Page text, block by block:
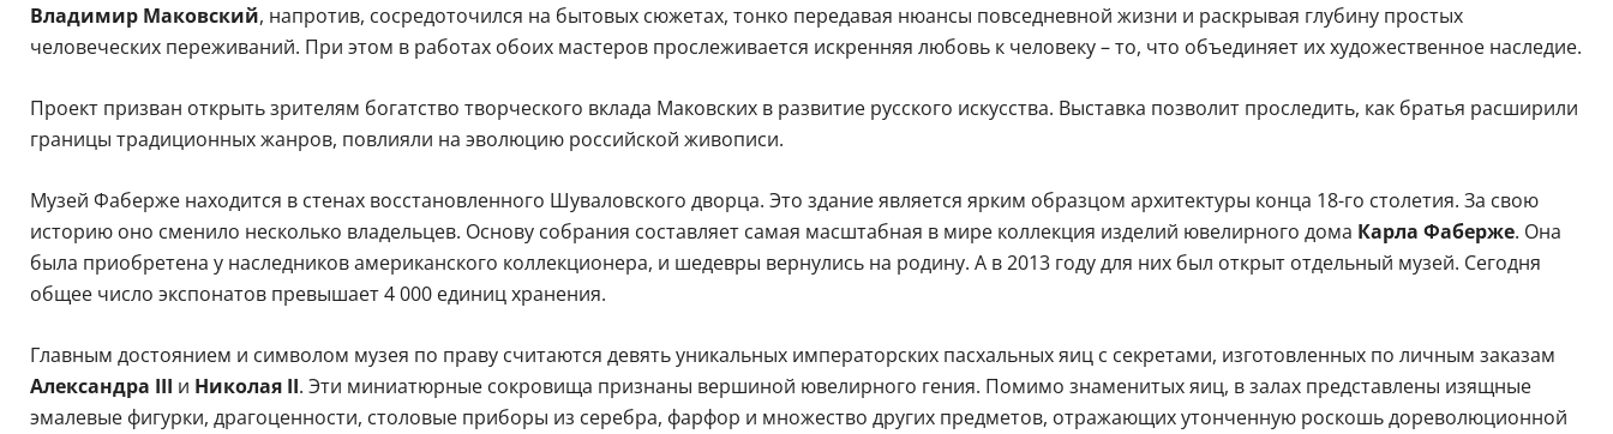
Владимир Маковский, напротив, сосредоточился на бытовых сюжетах, тонко передавая нюансы повседневной жизни и раскрывая глубину простых
человеческих переживаний. При этом в работах обоих мастеров прослеживается искренняя любовь к человеку – то, что объединяет их художественное наследие.
Проект призван открыть зрителям богатство творческого вклада Маковских в развитие русского искусства. Выставка позволит проследить, как братья расширили
границы традиционных жанров, повлияли на эволюцию российской живописи.
Музей Фаберже находится в стенах восстановленного Шуваловского дворца. Это здание является ярким образцом архитектуры конца 18-го столетия. За свою
историю оно сменило несколько владельцев. Основу собрания составляет самая масштабная в мире коллекция изделий ювелирного дома Карла Фаберже. Она
была приобретена у наследников американского коллекционера, и шедевры вернулись на родину. А в 2013 году для них был открыт отдельный музей. Сегодня
общее число экспонатов превышает 4 000 единиц хранения.
Главным достоянием и символом музея по праву считаются девять уникальных императорских пасхальных яиц с секретами, изготовленных по личным заказам
Александра III и Николая II. Эти миниатюрные сокровища признаны вершиной ювелирного гения. Помимо знаменитых яиц, в залах представлены изящные
эмалевые фигурки, драгоценности, столовые приборы из серебра, фарфор и множество других предметов, отражающих утонченную роскошь дореволюционной